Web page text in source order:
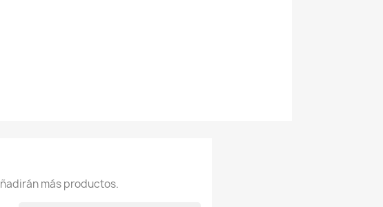
más productos.